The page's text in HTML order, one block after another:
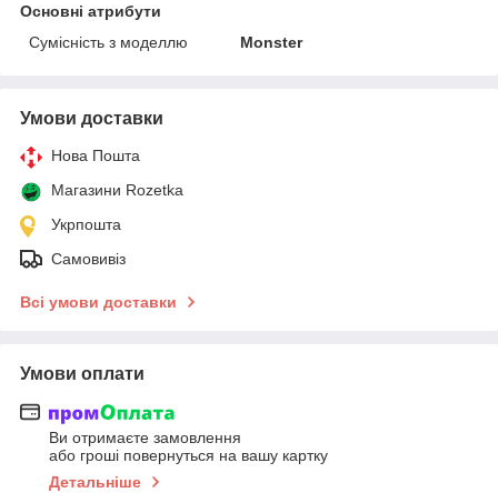
Основні атрибути
Сумісність з моделлю
Monster
Умови доставки
Нова Пошта
Магазини Rozetka
Укрпошта
Самовивіз
Всі умови доставки
Умови оплати
Ви отримаєте замовлення
або гроші повернуться на вашу картку
Детальніше